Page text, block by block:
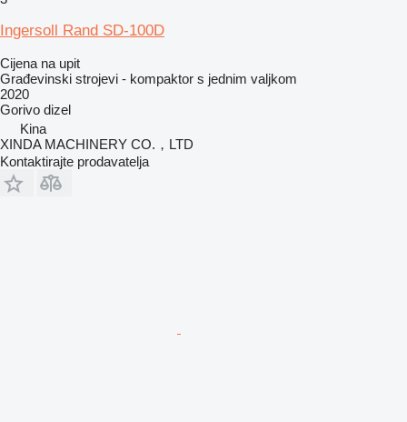
Ingersoll Rand SD-100D
Cijena na upit
Građevinski strojevi - kompaktor s jednim valjkom
2020
Gorivo dizel
Kina
XINDA MACHINERY CO.，LTD
Kontaktirajte prodavatelja